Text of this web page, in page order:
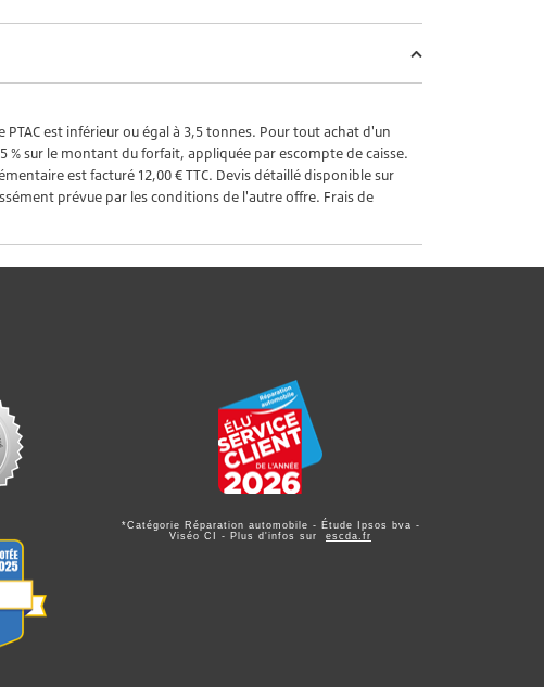
est inférieur ou égal à 3,5 tonnes. Pour tout achat d'un
% sur le montant du forfait, appliquée par escompte de caisse.
est facturé 12,00 € TTC. Devis détaillé disponible sur
prévue par les conditions de l'autre offre. Frais de
*Catégorie Réparation automobile - Étude Ipsos bva -
Viséo CI - Plus d'infos sur escda.fr